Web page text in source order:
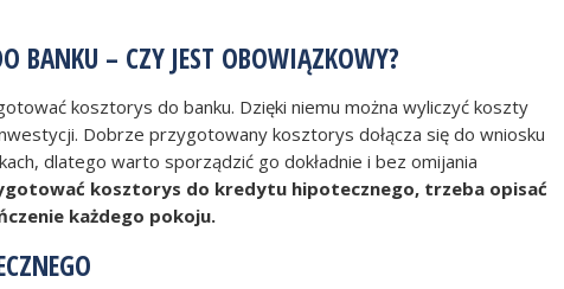
BANKU – CZY JEST OBOWIĄZKOWY?
kosztorys do banku. Dzięki niemu można wyliczyć koszty
Dobrze przygotowany kosztorys dołącza się do wniosku
dlatego warto sporządzić go dokładnie i bez omijania
kosztorys do kredytu hipotecznego, trzeba opisać
każdego pokoju.